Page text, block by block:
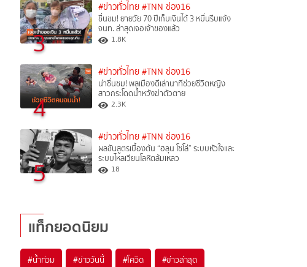
3
#ข่าวทั่วไทย #TNN ช่อง16
ชื่นชม! ยายวัย 70 ปีเก็บเงินได้ 3 หมื่นรีบแจ้ง
จนท. ล่าสุดเจอเจ้าของแล้ว
1.8K
4
#ข่าวทั่วไทย #TNN ช่อง16
น่าชื่นชม! พลเมืองดีเล่านาทีช่วยชีวิตหญิง
สาวกระโดดน้ำหวังฆ่าตัวตาย
2.3K
5
#ข่าวทั่วไทย #TNN ช่อง16
ผลชันสูตรเบื้องต้น “ฮลุน โซโล่” ระบบหัวใจและ
ระบบไหลเวียนโลหิตล้มเหลว
18
แท็กยอดนิยม
#น้ำท่วม #ข่าววันนี้ #โควิด #ข่าวล่าสุด